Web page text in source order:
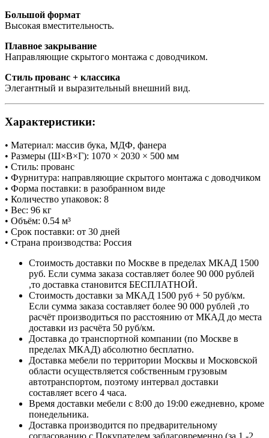
Большой формат
Высокая вместительность.
Плавное закрывание
Направляющие скрытого монтажа с доводчиком.
Стиль прованс + классика
Элегантный и выразительный внешний вид.
Характеристики:
• Материал: массив бука, МДФ, фанера
• Размеры (Ш×В×Г): 1070 × 2030 × 500 мм
• Стиль: прованс
• Фурнитура: направляющие скрытого монтажа с доводчиком
• Форма поставки: в разобранном виде
• Количество упаковок: 8
• Вес: 96 кг
• Объём: 0.54 м³
• Срок поставки: от 30 дней
• Страна производства: Россия
Стоимость доставки по Москве в пределах МКАД 1500
руб. Если сумма заказа составляет более 90 000 рублей
,то доставка становится БЕСПЛАТНОЙ.
Стоимость доставки за МКАД 1500 руб + 50 руб/км.
Если сумма заказа составляет более 90 000 рублей ,то
расчёт производиться по расстоянию от МКАД до места
доставки из расчёта 50 руб/км.
Доставка до транспортной компании (по Москве в
пределах МКАД) абсолютно бесплатно.
Доставка мебели по территории Москвы и Московской
области осуществляется собственным грузовым
автотранспортом, поэтому интервал доставки
составляет всего 4 часа.
Время доставки мебели с 8:00 до 19:00 ежедневно, кроме
понедельника.
Доставка производится по предварительному
согласованию с Покупателем заблаговременно (за 1 -2